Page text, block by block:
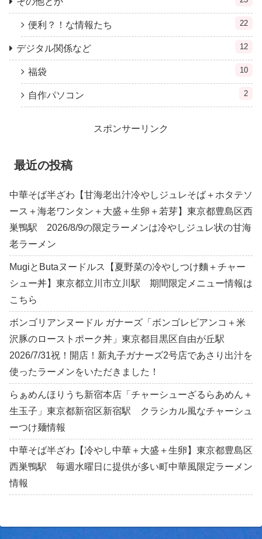
便利？！な情報たち 22
デジタル関係など 12
福袋 10
自作パソコン 2
スポンサーリンク
最近の投稿
中華そば半ざわ【甘海老出汁冷やしジュレそば＋ホタテソ
ース＋海老ワンタン＋大盛＋生卵＋若芽】東京都豊島区西
巣鴨駅 2026/8/9の限定ラーメンは冷やしジュレ状の甘海
老ラーメン
MugiとButaヌードルス【夏野菜の冷やしつけ麵＋チャー
シュー丼】東京都立川市立川駅 期間限定メニュー情報は
こちら
ボンゴリアンヌードル ガナーズ「ボンゴレビアンコ＋米
沢豚のローストポーク丼」東京都目黒区自由が丘駅
2026/7/31祝！開店！新丸子ガナーズ2号店であさり出汁を
使ったラーメンをいただきました！
らぁめんほりうち新宿本店「チャーシューざるらあめん＋
生玉子」東京都新宿区新宿駅 クラシカル風なチャーシュ
ーつけ麺情報
中華そば半ざわ【冷やし中華＋大盛＋生卵】東京都豊島区
西巣鴨駅 毎週水曜日に提供が多い町中華風限定ラーメン
情報